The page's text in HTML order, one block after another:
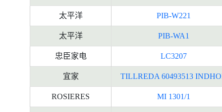
太平洋 PIB-W221
太平洋 PIB-WA1
忠臣家电 LC3207
宜家 TILLREDA 60493513
ROSIERES MI 1301/1